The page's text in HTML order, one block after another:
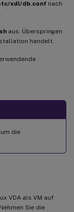
xdl/db.conf nach
aus. Überspringen
handelt.
die
VDA als VM auf
Sie die